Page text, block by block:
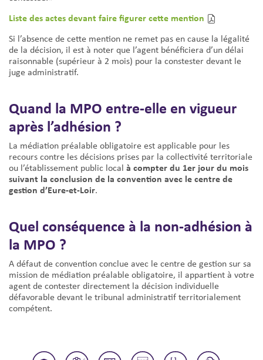
Liste des actes devant faire figurer cette mention
Si l’absence de cette mention ne remet pas en cause la légalité
de la décision, il est à noter que l’agent bénéficiera d’un délai
raisonnable (supérieur à 2 mois) pour la constester devant le
juge administratif.
Quand la MPO entre-elle en vigueur
après l’adhésion ?
La médiation préalable obligatoire est applicable pour les
recours contre les décisions prises par la collectivité territoriale
ou l’établissement public local à compter du 1er jour du mois
suivant la conclusion de la convention avec le centre de
gestion d’Eure-et-Loir.
Quel conséquence à la non-adhésion à
la MPO ?
A défaut de convention conclue avec le centre de gestion sur sa
mission de médiation préalable obligatoire, il appartient à votre
agent de contester directement la décision individuelle
défavorable devant le tribunal administratif territorialement
compétent.